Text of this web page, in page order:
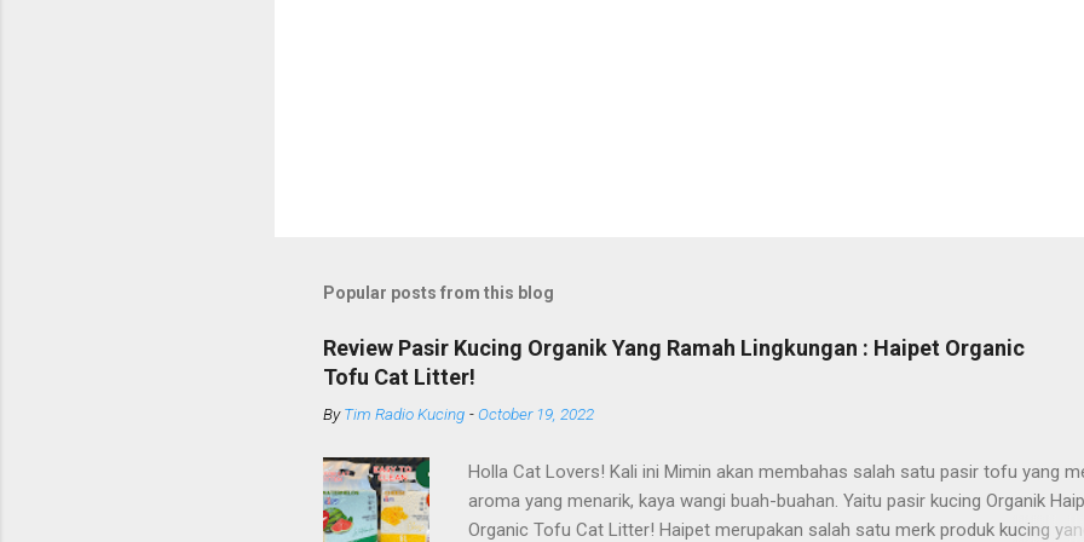
Popular posts from this blog
Review Pasir Kucing Organik Yang Ramah Lingkungan : Haipet Organic
Tofu Cat Litter!
ByTim Radio Kucing -October 19, 2022
Holla Cat Lovers! Kali ini Mimin akan membahas salah satu pasir tofu yang
aroma yang menarik, kaya wangi buah-buahan. Yaitu pasir kucing Organik
Organic Tofu Cat Litter! Haipet merupakan salah satu merk produk kucing